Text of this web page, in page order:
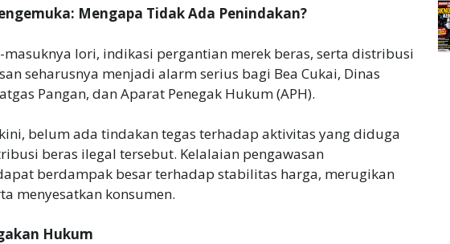
Mengapa Tidak Ada Penindakan?
masuknya lori, indikasi pergantian merek beras, serta distribusi
seharusnya menjadi alarm serius bagi Bea Cukai, Dinas
Pangan, dan Aparat Penegak Hukum (APH).
belum ada tindakan tegas terhadap aktivitas yang diduga
beras ilegal tersebut. Kelalaian pengawasan
berdampak besar terhadap stabilitas harga, merugikan
menyesatkan konsumen.
Hukum